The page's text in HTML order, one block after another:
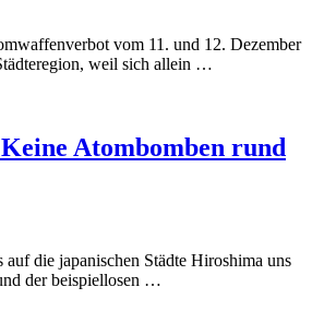
vom 11. und 12. Dezember
weil sich allein …
Atombomben rund
die japanischen Städte Hiroshima uns
der beispiellosen …